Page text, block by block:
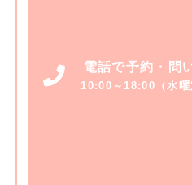
電話で予約・問
10:00～18:00（水曜